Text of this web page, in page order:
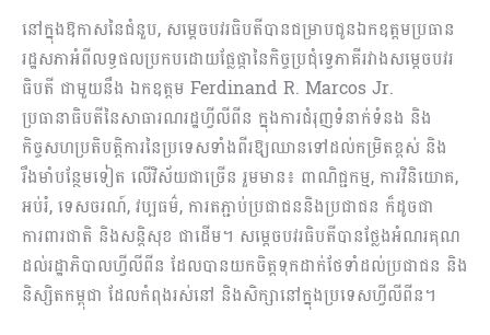
នៅក្នុងឱកាសនៃជំនួប, សម្ដេចបវរធិបតីបានជម្រាបជូនឯកឧត្តមប្រធាន
រដ្ឋសភាអំពីលទ្ធផលប្រកបដោយផ្លែផ្កានៃកិច្ចប្រជុំទ្វេភាគីរវាងសម្ដេចបវរ
ធិបតី ជាមួយនឹង ឯកឧត្តម Ferdinand R. Marcos Jr.
ប្រធានាធិបតីនៃសាធារណរដ្ឋហ្វីលីពីន ក្នុងការជំរុញទំនាក់ទំនង និង
កិច្ចសហប្រតិបត្តិការនៃប្រទេសទាំងពីរឱ្យឈានទៅដល់កម្រិតខ្ពស់ និង
រឹងមាំបន្ថែមទៀត លើវិស័យជាច្រើន រួមមាន៖ ពាណិជ្ជកម្ម, ការវិនិយោគ,
អប់រំ, ទេសចរណ៍, វប្បធម៌, ការតភ្ជាប់ប្រជាជននិងប្រជាជន ក៏ដូចជា
ការពារជាតិ និងសន្តិសុខ ជាដើម។ សម្ដេចបវរធិបតីបានថ្លែងអំណរគុណ
ដល់រដ្ឋាភិបាលហ្វីលីពីន ដែលបានយកចិត្តទុកដាក់ថែទាំដល់ប្រជាជន និង
និស្សិតកម្ពុជា ដែលកំពុងរស់នៅ និងសិក្សានៅក្នុងប្រទេសហ្វីលីពីន។